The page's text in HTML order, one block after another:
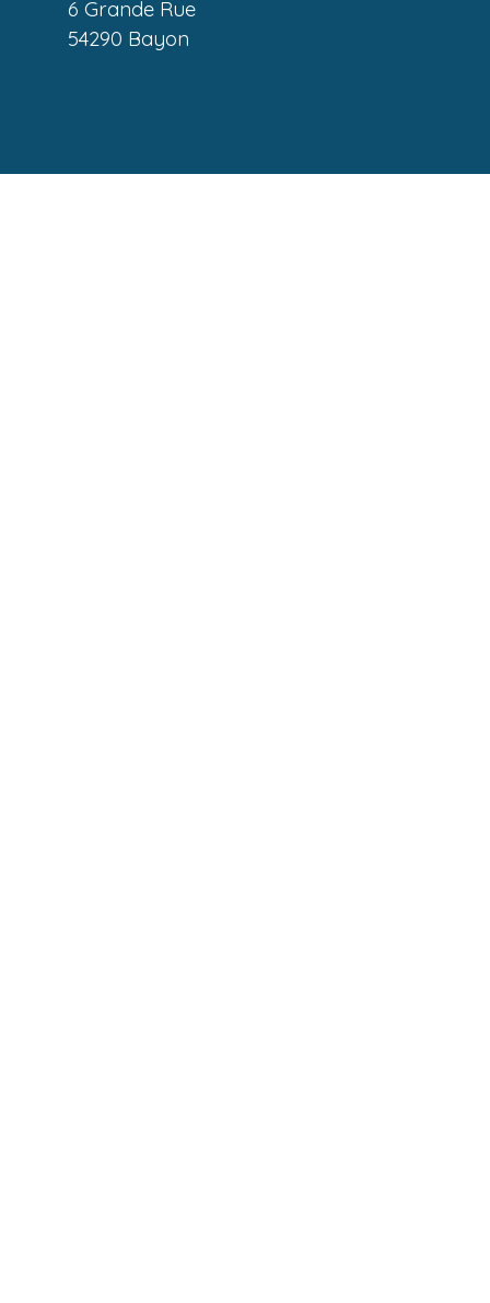
6 Grande Rue
54290 Bayon